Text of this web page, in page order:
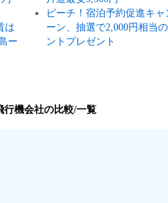
は
ー
ピーチ！宿泊予約促進キャ
ーン、抽選で2,000円相当
ントプレゼント
行機会社の比較/一覧